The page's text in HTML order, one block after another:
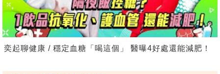
奕起聊健康 / 穩定血糖「喝這個」 醫曝4好處還能減肥！